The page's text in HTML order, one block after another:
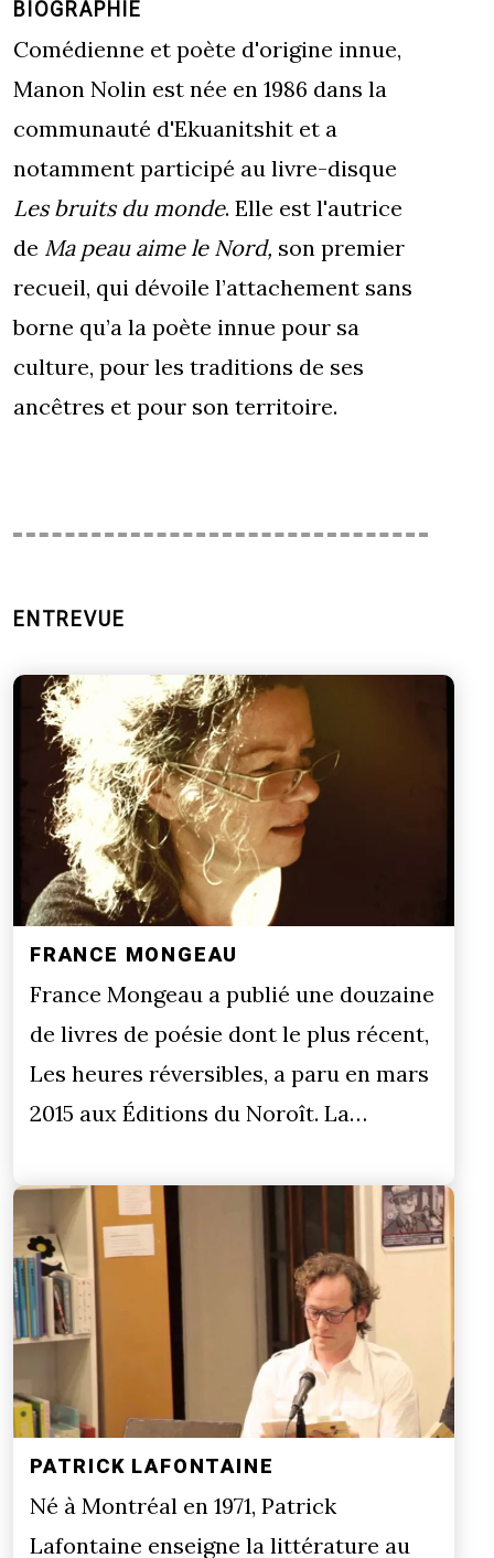
BIOGRAPHIE
Comédienne et poète d'origine innue,
Manon Nolin est née en 1986 dans la
communauté d'Ekuanitshit et a
notamment participé au livre-disque
Les bruits du monde. Elle est l'autrice
de Ma peau aime le Nord, son premier
recueil, qui dévoile l’attachement sans
borne qu’a la poète innue pour sa
culture, pour les traditions de ses
ancêtres et pour son territoire.
ENTREVUE
FRANCE MONGEAU
France Mongeau a publié une douzaine
de livres de poésie dont le plus récent,
Les heures réversibles, a paru en mars
2015 aux Éditions du Noroît. La…
PATRICK LAFONTAINE
Né à Montréal en 1971, Patrick
Lafontaine enseigne la littérature au